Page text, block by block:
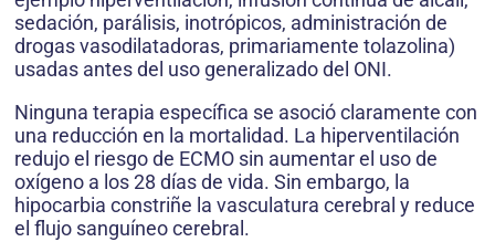
sedación, parálisis, inotrópicos, administración de
drogas vasodilatadoras, primariamente tolazolina)
usadas antes del uso generalizado del ONI.
Ninguna terapia específica se asoció claramente con
una reducción en la mortalidad. La hiperventilación
redujo el riesgo de ECMO sin aumentar el uso de
oxígeno a los 28 días de vida. Sin embargo, la
hipocarbia constriñe la vasculatura cerebral y reduce
el flujo sanguíneo cerebral.